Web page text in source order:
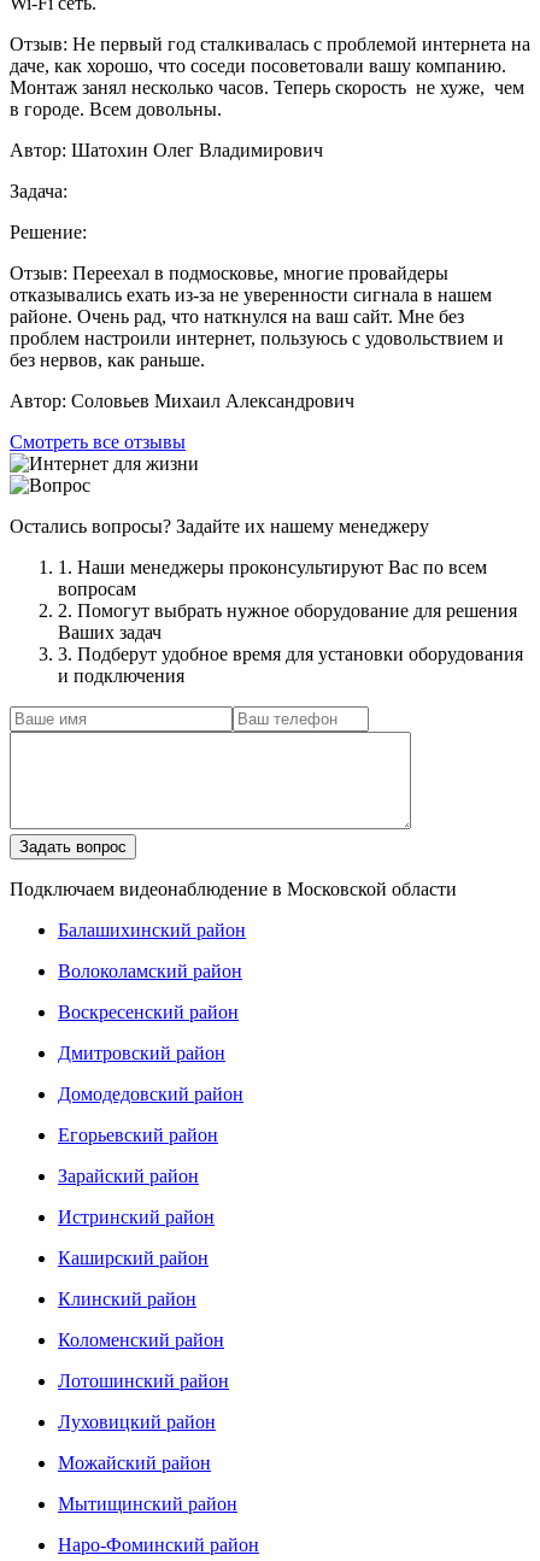
Отзыв: Не первый год сталкивалась с проблемой интернета на
даче, как хорошо, что соседи посоветовали вашу компанию.
Монтаж занял несколько часов. Теперь скорость не хуже, чем
в городе. Всем довольны.
Автор: Шатохин Олег Владимирович
Задача:
Решение:
Отзыв: Переехал в подмосковье, многие провайдеры
отказывались ехать из-за не уверенности сигнала в нашем
районе. Очень рад, что наткнулся на ваш сайт. Мне без
проблем настроили интернет, пользуюсь с удовольствием и
без нервов, как раньше.
Автор: Соловьев Михаил Александрович
Смотреть все отзывы
Остались вопросы? Задайте их нашему менеджеру
1. Наши менеджеры проконсультируют Вас по всем
вопросам
2. Помогут выбрать нужное оборудование для решения
Ваших задач
3. Подберут удобное время для установки оборудования
и подключения
Подключаем видеонаблюдение в Московской области
Балашихинский район
Волоколамский район
Воскресенский район
Дмитровский район
Домодедовский район
Егорьевский район
Зарайский район
Истринский район
Каширский район
Клинский район
Коломенский район
Лотошинский район
Луховицкий район
Можайский район
Мытищинский район
Наро-Фоминский район